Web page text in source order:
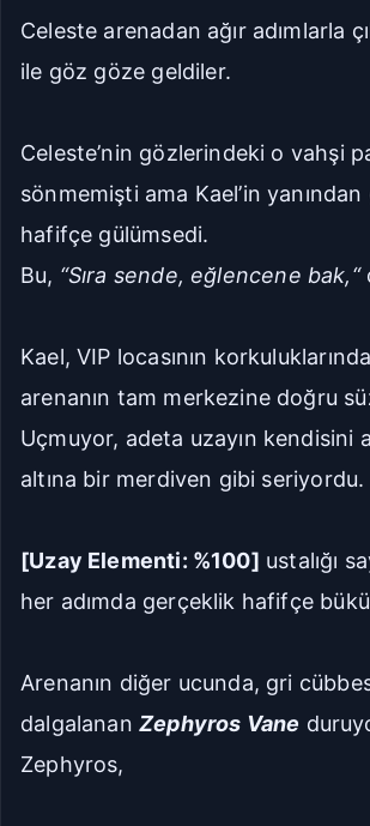
Celeste arenadan ağır adımlarla
ile göz göze geldiler.
Celeste’nin gözlerindeki o vahşi
sönmemişti ama Kael’in
hafifçe gülümsedi.
Bu, “Sıra sende, eğlencene bak,“
Kael, VIP locasının
arenanın tam merkezine doğru
Uçmuyor, adeta uzayın kendisini
altına bir merdiven gibi seriyordu.
[Uzay Elementi: %100] ustalığı
her adımda gerçeklik hafifçe
Arenanın diğer ucunda, gri
dalgalanan Zephyros Vane
Zephyros,